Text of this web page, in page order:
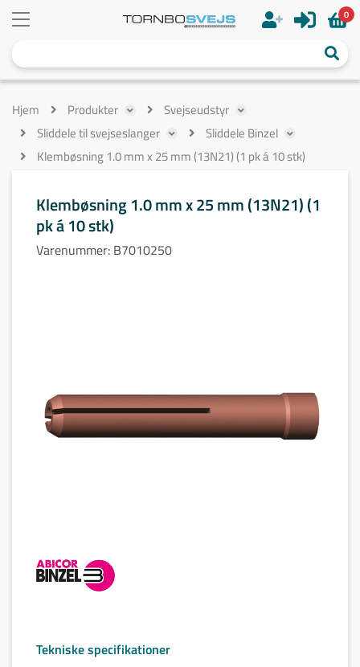
0
Hjem Produkter
Svejseudstyr
Sliddele til svejseslanger
Sliddele Binzel
Klembøsning 1.0 mm x 25 mm (13N21) (1 pk á 10 stk)
Klembøsning 1.0 mm x 25 mm (13N21) (1
pk á 10 stk)
Varenummer: B7010250
Tekniske specifikationer